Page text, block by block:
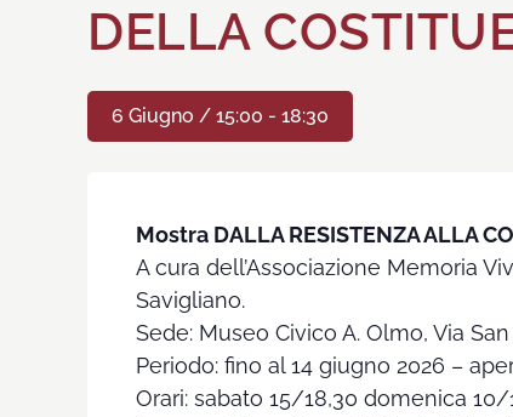
DELLA
6 Giugno / 15:00 - 18:30
Mostra DALLA RESISTENZA ALLA
A cura dell’Associazione Memoria
Savigliano.
Sede: Museo Civico A. Olmo, Via
Periodo: fino al 14 giugno 2026 –
Orari: sabato 15/18,30 domenica 10/